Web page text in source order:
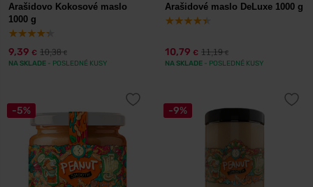
Arašidovo Kokosové maslo
1000 g
9,39 € 10,38€
NA SKLADE - POSLEDNÉ KUSY
Arašidové maslo DeLuxe 1000 g
10,79 € 11,19€
NA SKLADE - POSLEDNÉ KUSY
-5% -9%